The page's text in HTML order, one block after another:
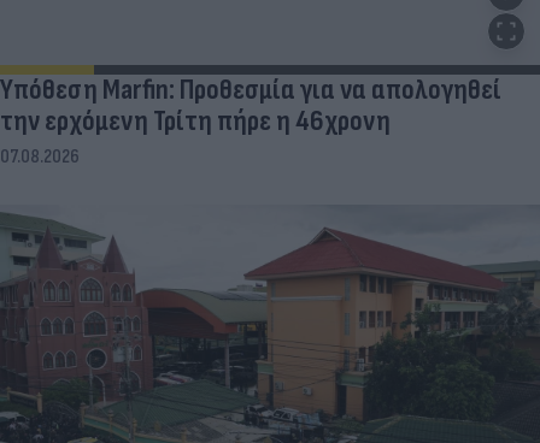
Υπόθεση Marfin: Προθεσμία για να απολογηθεί
την ερχόμενη Τρίτη πήρε η 46χρονη
07.08.2026